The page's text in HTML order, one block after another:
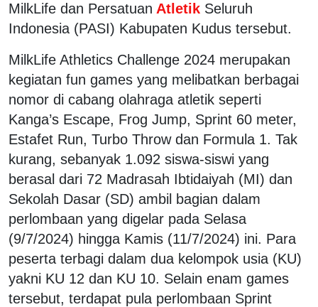
MilkLife dan Persatuan Atletik Seluruh
Indonesia (PASI) Kabupaten Kudus tersebut.
MilkLife Athletics Challenge 2024 merupakan
kegiatan fun games yang melibatkan berbagai
nomor di cabang olahraga atletik seperti
Kanga’s Escape, Frog Jump, Sprint 60 meter,
Estafet Run, Turbo Throw dan Formula 1. Tak
kurang, sebanyak 1.092 siswa-siswi yang
berasal dari 72 Madrasah Ibtidaiyah (MI) dan
Sekolah Dasar (SD) ambil bagian dalam
perlombaan yang digelar pada Selasa
(9/7/2024) hingga Kamis (11/7/2024) ini. Para
peserta terbagi dalam dua kelompok usia (KU)
yakni KU 12 dan KU 10. Selain enam games
tersebut, terdapat pula perlombaan Sprint